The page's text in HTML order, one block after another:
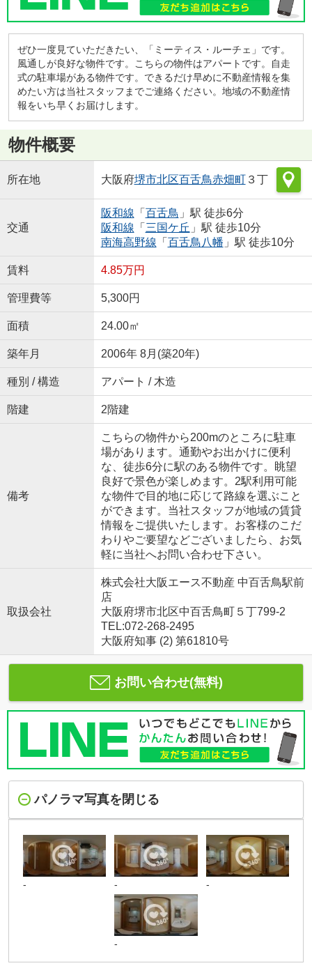
ぜひ一度見ていただきたい、「ミーティス・ルーチェ」です。
風通しが良好な物件です。こちらの物件はアパートです。自走
式の駐車場がある物件です。できるだけ早めに不動産情報を集
めたい方は当社スタッフまでご連絡ください。地域の不動産情
報をいち早くお届けします。
物件概要
所在地 大阪府堺市北区百舌鳥赤畑町３丁
交通
阪和線 「 百舌鳥 」駅 徒歩6分
阪和線 「 三国ケ丘 」駅 徒歩10分
南海高野線 「 百舌鳥八幡 」駅 徒歩10分
賃料 4.85万円
管理費等 5,300円
面積 24.00㎡
築年月 2006年 8月(築20年)
種別 / 構造 アパート / 木造
階建 2階建
備考
こちらの物件から200mのところに駐車
場があります。通勤やお出かけに便利
な、徒歩6分に駅のある物件です。眺望
良好で景色が楽しめます。2駅利用可能
な物件で目的地に応じて路線を選ぶこと
ができます。当社スタッフが地域の賃貸
情報をご提供いたします。お客様のこだ
わりやご要望などございましたら、お気
軽に当社へお問い合わせ下さい。
取扱会社
株式会社大阪エース不動産 中百舌鳥駅前
店
大阪府堺市北区中百舌鳥町５丁799-2
TEL:072-268-2495
大阪府知事 (2) 第61810号
お問い合わせ(無料)
パノラマ写真を閉じる
- - -
-